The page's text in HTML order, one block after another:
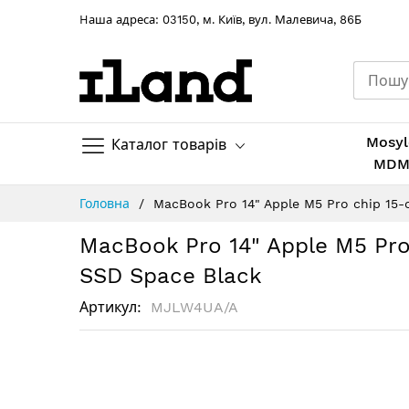
Hаша адреса: 03150, м. Київ, вул. Малевича, 86Б
Каталог товарів
MDM
Головна MacBook Pro 14" Apple M5 Pro chip
MacBook Pro 14" Apple M5
SSD Space Black
Артикул MJLW4UA/A